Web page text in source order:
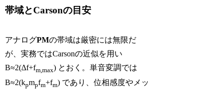
帯域とCarsonの目安
アナログPMの帯域は厳密には無限だ
が、実務ではCarsonの近似を用い
B≈2(Δf+fm,max) とおく。単音変調では
B≈2(kpmpfm+fm) であり、位相感度やメッ